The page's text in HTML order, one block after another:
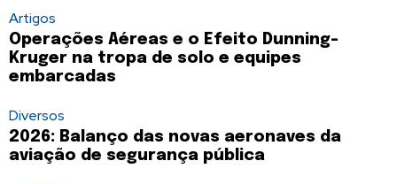
Artigos
Operações Aéreas e o Efeito Dunning-
Kruger na tropa de solo e equipes
embarcadas
Diversos
2026: Balanço das novas aeronaves da
aviação de segurança pública